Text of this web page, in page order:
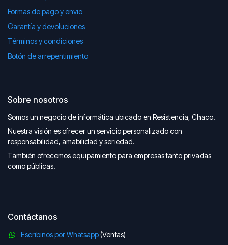
Formas de pago y envio
Garantía y devoluciones
Términos y condiciones
Botón de arrepentimiento
Sobre nosotros
Somos un negocio de informática ubicado en Resistencia, Chaco.
Nuestra visión es ofrecer un servicio personalizado con
responsabilidad, amabilidad y seriedad.
También ofrecemos equipamiento para empresas tanto privadas
como públicas.
Contáctanos
Escribinos por Whatsapp(Ventas)